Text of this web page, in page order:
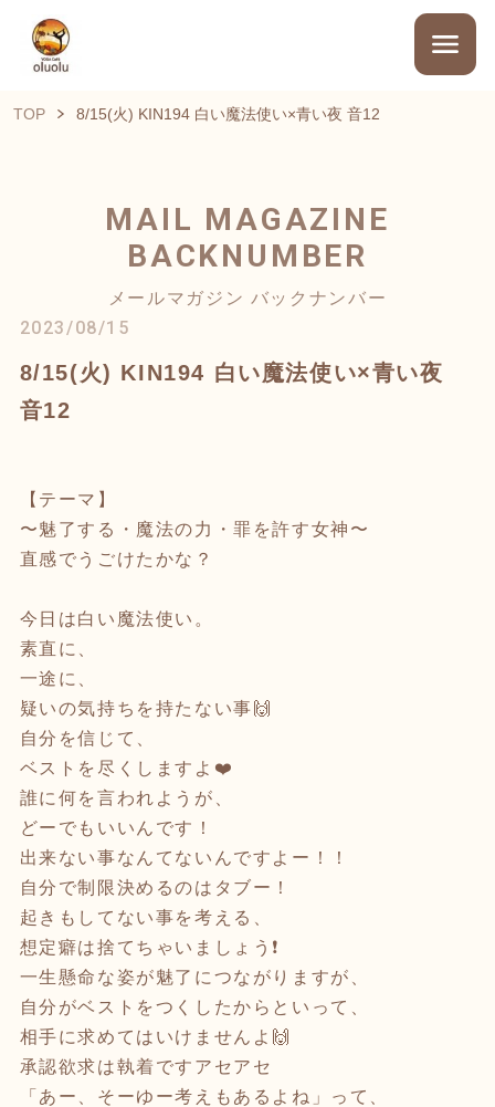
TOP 8/15(火) KIN194 白い魔法使い×青い夜 音12
MAIL MAGAZINE
BACKNUMBER
メールマガジン バックナンバー
2023/08/15
8/15(火) KIN194 白い魔法使い×青い夜
音12
【テーマ】
〜魅了する・魔法の力・罪を許す女神〜
直感でうごけたかな？
今日は白い魔法使い。
素直に、
一途に、
疑いの気持ちを持たない事🙌
自分を信じて、
ベストを尽くしますよ❤️
誰に何を言われようが、
どーでもいいんです！
出来ない事なんてないんですよー！！
自分で制限決めるのはタブー！
起きもしてない事を考える、
想定癖は捨てちゃいましょう❗️
一生懸命な姿が魅了につながりますが、
自分がベストをつくしたからといって、
相手に求めてはいけませんよ🙌
承認欲求は執着ですアセアセ
「あー、そーゆー考えもあるよね」って、